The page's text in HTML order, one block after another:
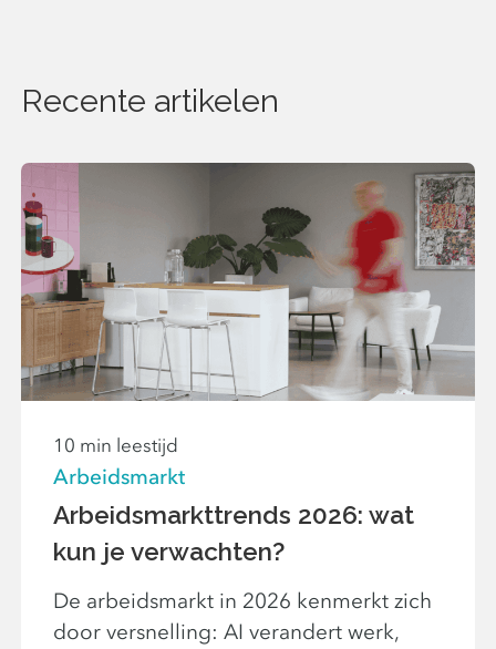
Recente artikelen
10 min leestijd
Arbeidsmarkt
Arbeidsmarkttrends 2026: wat
kun je verwachten?
De arbeidsmarkt in 2026 kenmerkt zich
door versnelling: AI verandert werk,